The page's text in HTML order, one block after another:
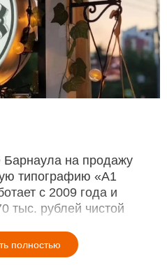
на продажу
типографию «А1
с 2009 года и
тыс. рублей чистой
полностью